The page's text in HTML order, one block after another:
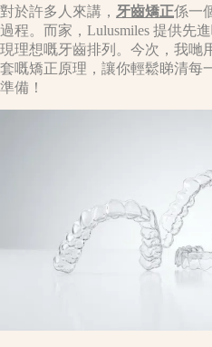
對於許多人來講， 牙齒矯正係一
過程。而家，Lulusmiles 提供先
現理想嘅牙齒排列。今次，我哋
套嘅矯正原理，讓你輕鬆睇清每
準備！